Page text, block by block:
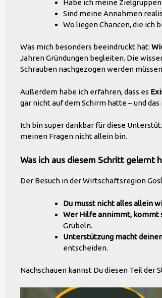
Habe ich meine
Sind meine Annahmen
Wo liegen Chancen, die ich
Was mich besonders beeindruckt hat:
Jahren Gründungen begleiten. Die
Schrauben nachgezogen werden
Außerdem habe ich erfahren, dass es
gar nicht auf dem Schirm hatte – und
Ich bin super dankbar für diese
meinen Fragen nicht allein bin.
Was ich aus diesem Schritt gelernt
Der Besuch in der Wirtschaftsregion
Du musst nicht alles allein
Wer Hilfe annimmt, kommt
Grübeln.
Unterstützung macht
entscheiden.
Nachschauen kannst Du diesen Teil der